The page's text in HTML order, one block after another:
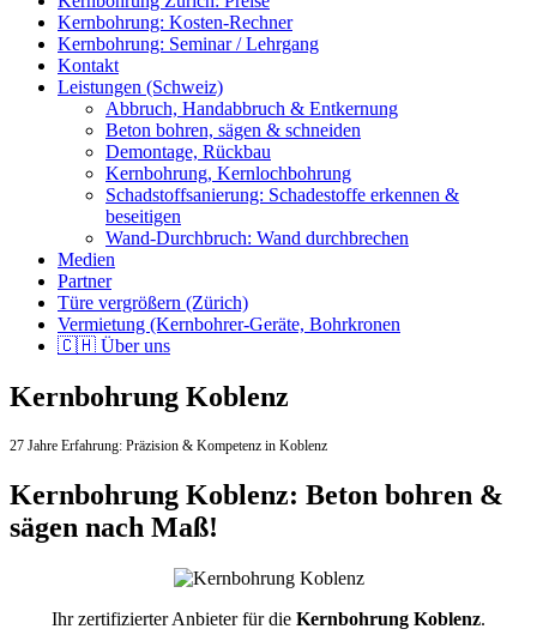
Kernbohrung: Kosten-Rechner
Kernbohrung: Seminar / Lehrgang
Kontakt
Leistungen (Schweiz)
Abbruch, Handabbruch & Entkernung
Beton bohren, sägen & schneiden
Demontage, Rückbau
Kernbohrung, Kernlochbohrung
Schadstoffsanierung: Schadestoffe erkennen &
beseitigen
Wand-Durchbruch: Wand durchbrechen
Medien
Partner
Türe vergrößern (Zürich)
Vermietung (Kernbohrer-Geräte, Bohrkronen
🇨🇭 Über uns
Kernbohrung Koblenz
27 Jahre Erfahrung: Präzision & Kompetenz in Koblenz
Kernbohrung Koblenz: Beton bohren &
sägen nach Maß!
Ihr zertifizierter Anbieter für die Kernbohrung Koblenz.